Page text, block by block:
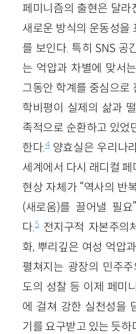
페미니즘의 출현은 달
새로운 방식의 운동성을
를 보인다. 특히 SNS 공
는 억압과 차별에 맞서
그동안 학계를 중심으로
학비평이 실제의 삶과
족적으로 순환하고 있었
한다.4양효실은 우리나
세계에서 다시 래디컬
현상 자체가 “역사의 반
(새로움)를 끌어낼 필요
다.5 전지구적 자본주의
화, 뿌리깊은 여성 억압
펼쳐지는 광장의 민주
도의 성찰 등 이제 페미
에 걸쳐 강한 실천성을
기를 요구받고 있는 듯하